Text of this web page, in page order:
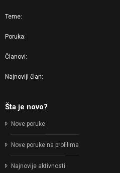
Teme
Poruka
Članovi
Najnoviji član
Šta je novo?
Nove poruke
Nove poruke na profilima
Najnovije aktivnosti